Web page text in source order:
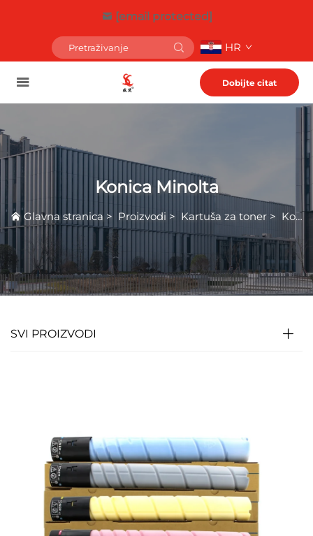
[email protected]
HR
Dobijte citat
Konica Minolta
Glavna stranica > Proizvodi > Kartuša za toner > Konica Minolta
SVI PROIZVODI